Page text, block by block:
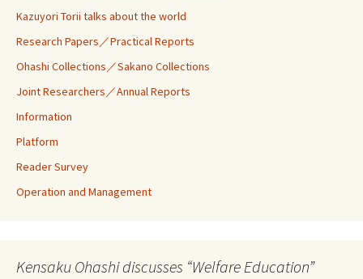
Kazuyori Torii talks about the world
Research Papers／Practical Reports
Ohashi Collections／Sakano Collections
Joint Researchers／Annual Reports
Information
Platform
Reader Survey
Operation and Management
Kensaku Ohashi discusses “Welfare Education”